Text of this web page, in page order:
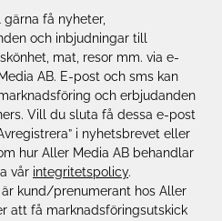
få nyheter,
och inbjudningar till
mat, resor mm. via e-
AB. E-post och sms kan
och erbjudanden
Vill du sluta få dessa e-post
i nyhetsbrevet eller
hur Aller Media AB behandlar
vår integritetspolicy.
kund/prenumerant hos Aller
att få marknadsföringsutskick